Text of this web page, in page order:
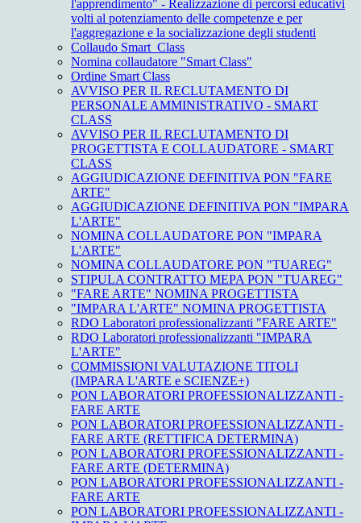
l'apprendimento" - Realizzazione di percorsi educativi
volti al potenziamento delle competenze e per
l'aggregazione e la socializzazione degli studenti
Collaudo Smart_Class
Nomina collaudatore "Smart Class"
Ordine Smart Class
AVVISO PER IL RECLUTAMENTO DI
PERSONALE AMMINISTRATIVO - SMART
CLASS
AVVISO PER IL RECLUTAMENTO DI
PROGETTISTA E COLLAUDATORE - SMART
CLASS
AGGIUDICAZIONE DEFINITIVA PON "FARE
ARTE"
AGGIUDICAZIONE DEFINITIVA PON "IMPARA
L'ARTE"
NOMINA COLLAUDATORE PON "IMPARA
L'ARTE"
NOMINA COLLAUDATORE PON "TUAREG"
STIPULA CONTRATTO MEPA PON "TUAREG"
"FARE ARTE" NOMINA PROGETTISTA
"IMPARA L'ARTE" NOMINA PROGETTISTA
RDO Laboratori professionalizzanti "FARE ARTE"
RDO Laboratori professionalizzanti "IMPARA
L'ARTE"
COMMISSIONI VALUTAZIONE TITOLI
(IMPARA L'ARTE e SCIENZE+)
PON LABORATORI PROFESSIONALIZZANTI -
FARE ARTE
PON LABORATORI PROFESSIONALIZZANTI -
FARE ARTE (RETTIFICA DETERMINA)
PON LABORATORI PROFESSIONALIZZANTI -
FARE ARTE (DETERMINA)
PON LABORATORI PROFESSIONALIZZANTI -
FARE ARTE
PON LABORATORI PROFESSIONALIZZANTI -